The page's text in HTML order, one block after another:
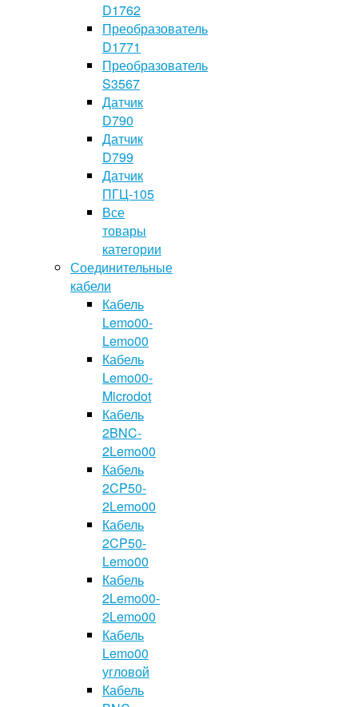
D1762
Преобразователь
D1771
Преобразователь
S3567
Датчик
D790
Датчик
D799
Датчик
ПГЦ-105
Все
товары
категории
Соединительные
кабели
Кабель
Lemo00-
Lemo00
Кабель
Lemo00-
Microdot
Кабель
2BNC-
2Lemo00
Кабель
2CP50-
2Lemo00
Кабель
2CP50-
Lemo00
Кабель
2Lemo00-
2Lemo00
Кабель
Lemo00
угловой
Кабель